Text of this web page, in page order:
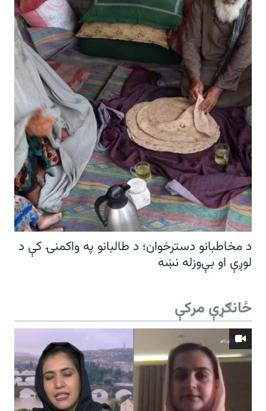
د مخاطبانو دسترخوان؛ د طالبانو په واکمنۍ کې د
لوږې او بې‌وزله نښه
ځانګړې مرکې